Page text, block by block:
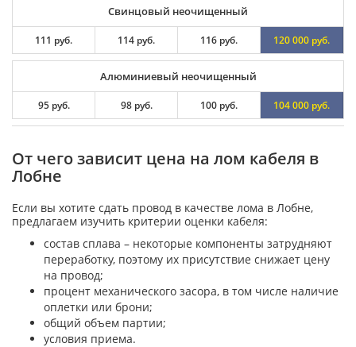
Свинцовый неочищенный
111 руб. 114 руб. 116 руб. 120 000 руб.
Алюминиевый неочищенный
95 руб. 98 руб. 100 руб. 104 000 руб.
От чего зависит цена на лом кабеля в
Лобне
Если вы хотите сдать провод в качестве лома в Лобне,
предлагаем изучить критерии оценки кабеля:
состав сплава – некоторые компоненты затрудняют
переработку, поэтому их присутствие снижает цену
на провод;
процент механического засора, в том числе наличие
оплетки или брони;
общий объем партии;
условия приема.